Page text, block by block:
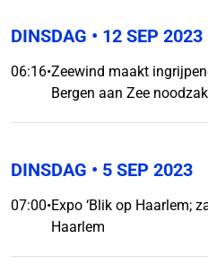
DINSDAG • 12 SEP 2023
06:16•Zeewind maakt
Bergen aan Zee
DINSDAG • 5 SEP 2023
07:00•Expo ‘Blik op Haarlem;
Haarlem